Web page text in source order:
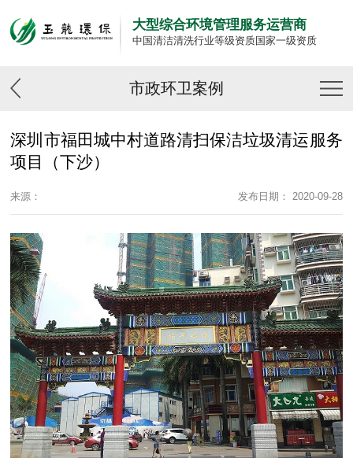
大型综合环境管理服务运营商
中国清洁清洗行业等级资质国家一级资质
市政环卫案例
深圳市福田城中村道路清扫保洁垃圾清运服务
项目（下沙）
来源： 发布日期： 2020-09-28